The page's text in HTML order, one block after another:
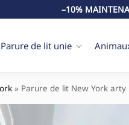
–10%
Parure de lit unie
» Parure de lit New York arty